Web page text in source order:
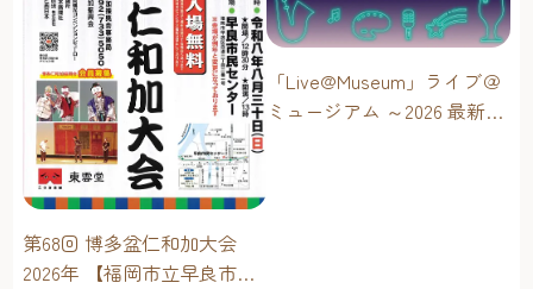
第68回 博多盆仁和加大会
2026年 【福岡市立早良市民
「Live@Museum」ライブ＠
ミュージアム ～2026 最新イ